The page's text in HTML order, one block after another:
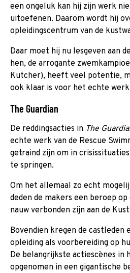
een ongeluk kan hij zijn werk
uitoefenen. Daarom wordt hij
opleidingscentrum van de
Daar moet hij nu lesgeven aan
hen, de arrogante
Kutcher), heeft veel potentie,
ook klaar is voor het echte
The Guardian
De reddingsacties in The
echte werk van de Rescue
getraind zijn om in
te springen.
Om het allemaal zo echt
deden de makers een beroep
nauw verbonden zijn aan de
Bovendien kregen de castleden
opleiding als voorbereiding op
De belangrijkste actiescènes in
opgenomen in een gigantische